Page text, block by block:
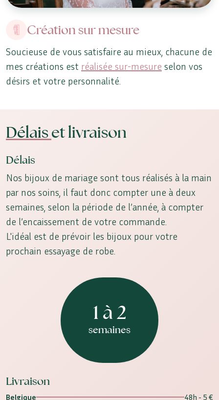
Création sur mesure
Soucieuse de vous satisfaire au mieux, chacune de
mes créations est réalisée sur-mesure selon vos
désirs et votre personnalité.
Délaiset livraison
Délais
Nos bijoux de mariage sont tous réalisés à la main
par nos soins, il faut donc compter une à deux
semaines, selon la période de l’année, à compter
de l’encaissement de votre commande.
L'idéal est de prévoir les bijoux pour votre
prochain essayage de robe.
1 à 2
semaines
Livraison
Belgique
48h - 5 €